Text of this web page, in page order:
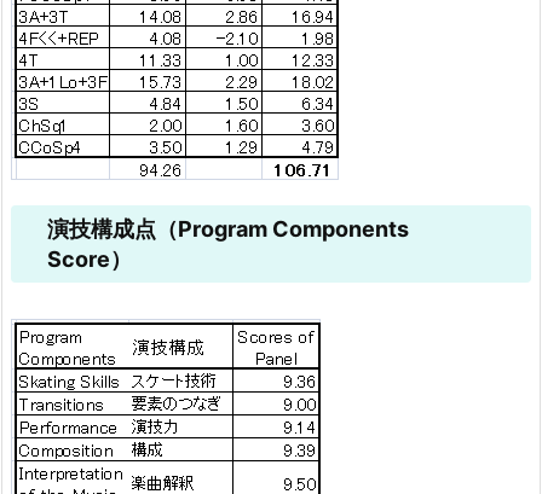
演技構成点（Program Components
Score）